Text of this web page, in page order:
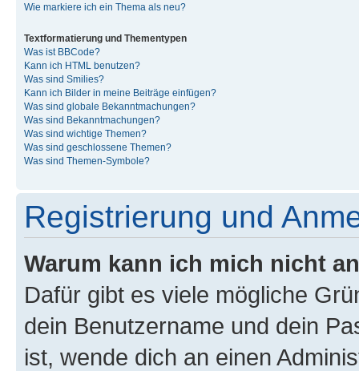
Wie markiere ich ein Thema als neu?
Textformatierung und Thementypen
Was ist BBCode?
Kann ich HTML benutzen?
Was sind Smilies?
Kann ich Bilder in meine Beiträge einfügen?
Was sind globale Bekanntmachungen?
Was sind Bekanntmachungen?
Was sind wichtige Themen?
Was sind geschlossene Themen?
Was sind Themen-Symbole?
Registrierung und
Warum kann ich mich nicht
Dafür gibt es viele mögliche
dein Benutzername und dein
ist, wende dich an einen